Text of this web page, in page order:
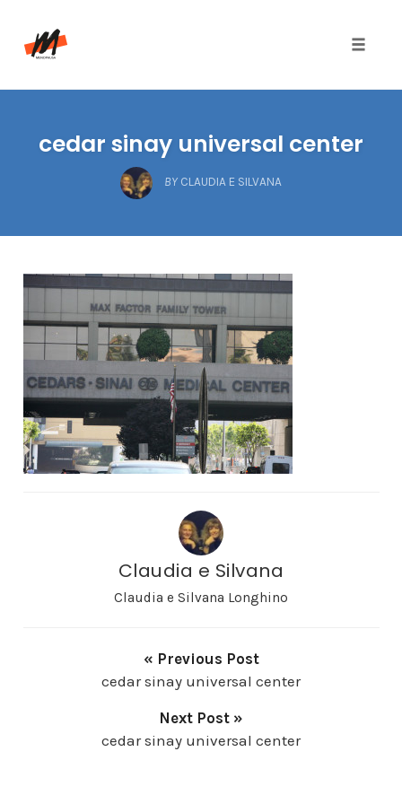
contentcedar sinay universal center
BY CLAUDIA E SILVANA
Claudia e Silvana
Claudia e Silvana Longhino
« Previous Post
cedar sinay universal center
Next Post »
cedar sinay universal center